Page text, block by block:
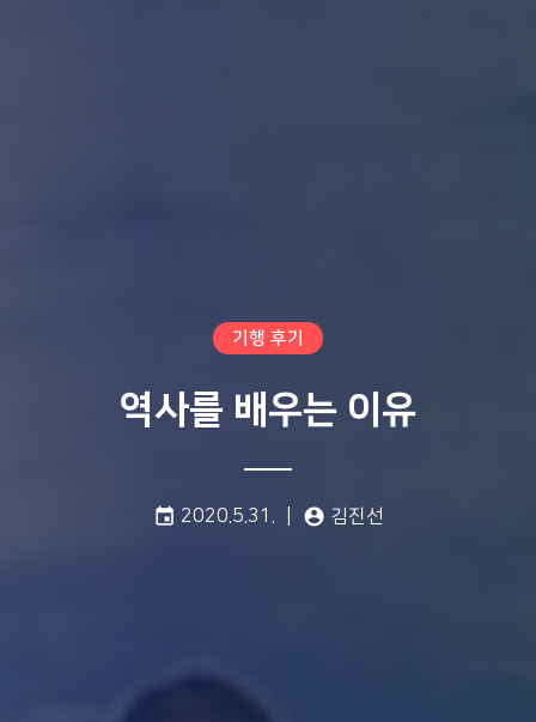
기행 후기
역사를 배우는 이유
event 게시일:
2020.5.31. account_circle 글쓴이:
김진선